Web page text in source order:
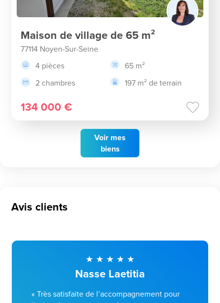
Voir mes
biens
Maison de village de 65 m²
77114 Noyen-Sur-Seine
4 pièces
65 m²
2 chambres
197 m² de terrain
134 000 €
Avis clients
Nasse Laetitia
« Très satisfaite de l’accompagnement pour